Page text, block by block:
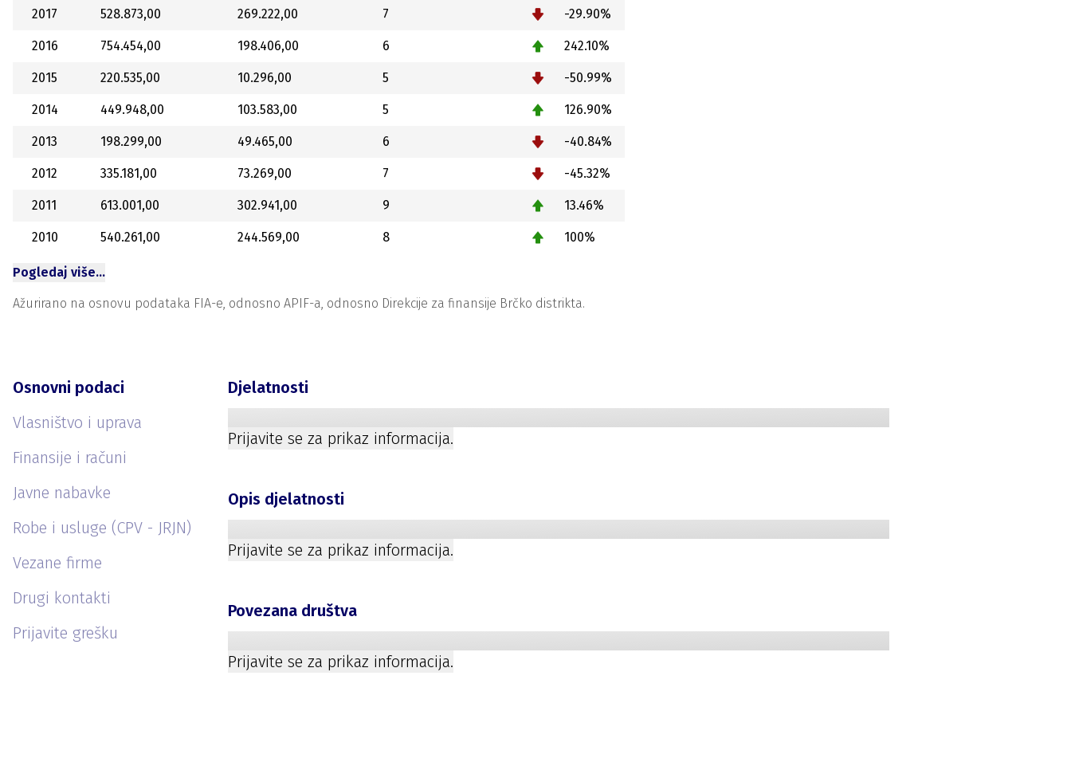
2017 528.873,00 269.222,00 7 -29.90%
2016 754.454,00 198.406,00 6 242.10%
2015 220.535,00 10.296,00 5 -50.99%
2014 449.948,00 103.583,00 5 126.90%
2013 198.299,00 49.465,00 6 -40.84%
2012 335.181,00 73.269,00 7 -45.32%
2011 613.001,00 302.941,00 9 13.46%
2010 540.261,00 244.569,00 8 100%
Pogledaj više…
Ažurirano na osnovu podataka FIA-e, odnosno APIF-a, odnosno Direkcije za finansije Brčko distrikta.
Osnovni podaci
Vlasništvo i uprava
Finansije i računi
Javne nabavke
Robe i usluge (CPV - JRJN)
Vezane firme
Drugi kontakti
Prijavite grešku
Djelatnosti
Prijavite se za prikaz informacija.
Opis djelatnosti
Prijavite se za prikaz informacija.
Povezana društva
Prijavite se za prikaz informacija.